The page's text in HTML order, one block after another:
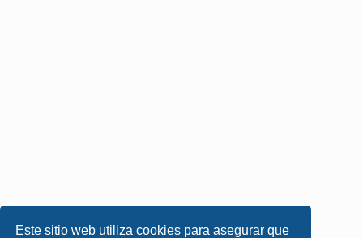
Este sitio web utiliza cookies para asegurar que